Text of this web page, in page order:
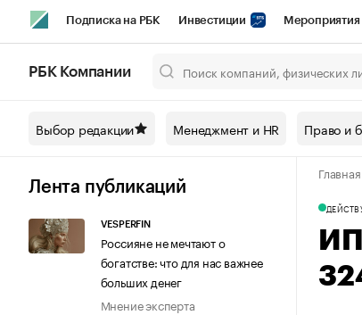
Подписка на РБК Инвестиции Мероприятия
Спецпроекты СПб Конференции СПб
Технологии и медиа Рынок наличной
РБК Компании
Выбор редакции Менеджмент и HR Право и
Лента публикаций
VESPERFIN
Россияне не мечтают о
богатстве: что для нас важнее
больших денег
Мнение эксперта
Главная